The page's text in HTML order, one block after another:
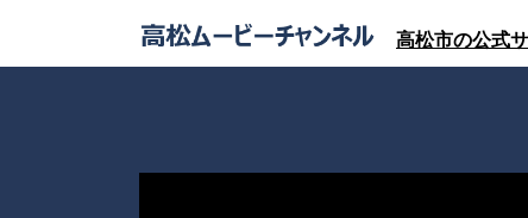
高松市の公式